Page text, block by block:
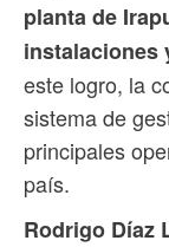
planta de
instalaciones
este logro, la
sistema de
principales
país.
Rodrigo Díaz